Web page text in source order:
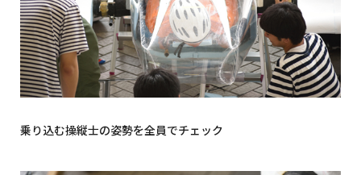
乗り込む操縦士の姿勢を全員でチェック